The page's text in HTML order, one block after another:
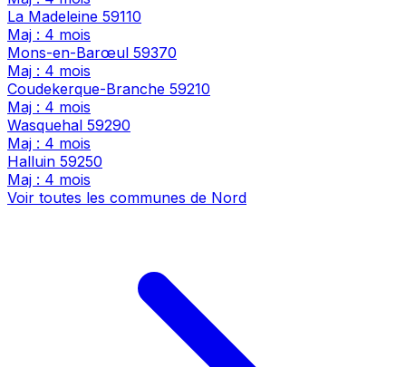
La Madeleine 59110
Maj : 4 mois
Mons-en-Barœul 59370
Maj : 4 mois
Coudekerque-Branche 59210
Maj : 4 mois
Wasquehal 59290
Maj : 4 mois
Halluin 59250
Maj : 4 mois
Voir toutes les communes de Nord